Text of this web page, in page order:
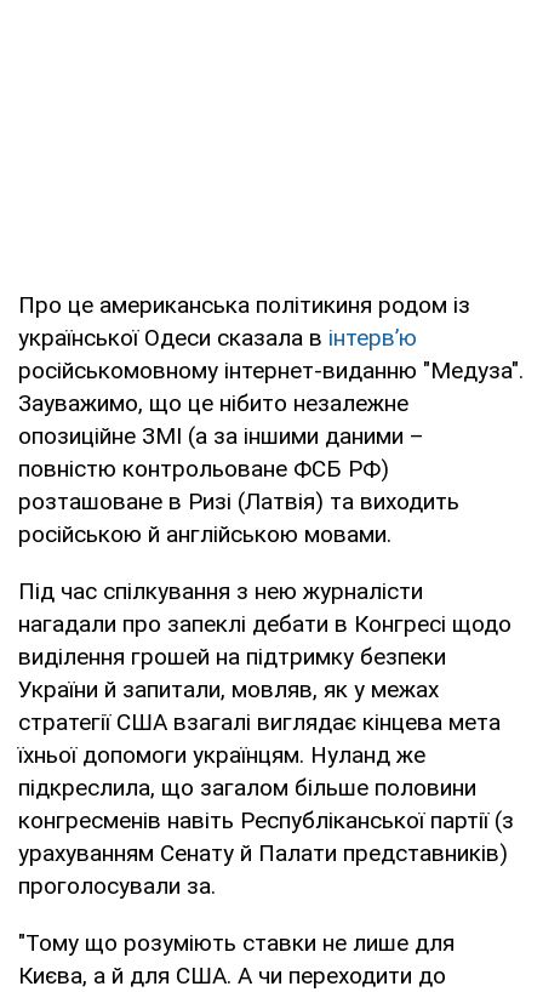
Про це американська політикиня родом із
української Одеси сказала в інтерв’ю
російськомовному інтернет-виданню "Медуза".
Зауважимо, що це нібито незалежне
опозиційне ЗМІ (а за іншими даними –
повністю контрольоване ФСБ РФ)
розташоване в Ризі (Латвія) та виходить
російською й англійською мовами.
Під час спілкування з нею журналісти
нагадали про запеклі дебати в Конгресі щодо
виділення грошей на підтримку безпеки
України й запитали, мовляв, як у межах
стратегії США взагалі виглядає кінцева мета
їхньої допомоги українцям. Нуланд же
підкреслила, що загалом більше половини
конгресменів навіть Республіканської партії (з
урахуванням Сенату й Палати представників)
проголосували за.
"Тому що розуміють ставки не лише для
Києва, а й для США. А чи переходити до